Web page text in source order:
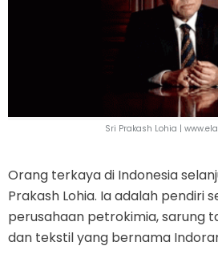
Sri Prakash Lohia |
Orang terkaya di Indonesia
Prakash Lohia. Ia adalah pendiri
perusahaan petrokimia, sarung
dan tekstil yang bernama